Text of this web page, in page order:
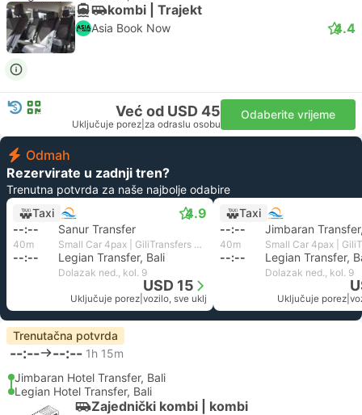
kombi | Trajekt
Asia Book Now 4.4
Već od USD 45
Uključuje porez za odraslu osobu
Odaberite vrijeme
Odmah
Rezervirate u zadnji tren?
Trenutna potvrda za naše najbolje odabire
Taxi
4.9
--:-- Sanur Transfer
40m Small Car 4pax | GiliTransfers Private
--:-- Legian Transfer, Bali
Dolazak ned., kol. 9
USD 15
Uključuje porez vozilo, sve uklj
Taxi
--:--
Jimbaran
40m
--:-- Legian Transfer,
Dolazak ned., kol. 9
Uključuje porez
Trenutačna potvrda
--:-- --:-- 1h 15m
Jimbaran Hotel Transfer, Bali
Legian Hotel Transfer, Bali
Zajednički kombi | kombi